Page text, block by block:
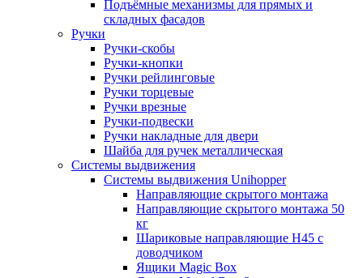
Подъёмные механизмы для прямых и
складных фасадов
Ручки
Ручки-скобы
Ручки-кнопки
Ручки рейлинговые
Ручки торцевые
Ручки врезные
Ручки-подвески
Ручки накладные для двери
Шайба для ручек металлическая
Системы выдвижения
Системы выдвижения Unihopper
Направляющие скрытого монтажа
Направляющие скрытого монтажа 50
кг
Шариковые направляющие H45 с
доводчиком
Ящики Magic Box